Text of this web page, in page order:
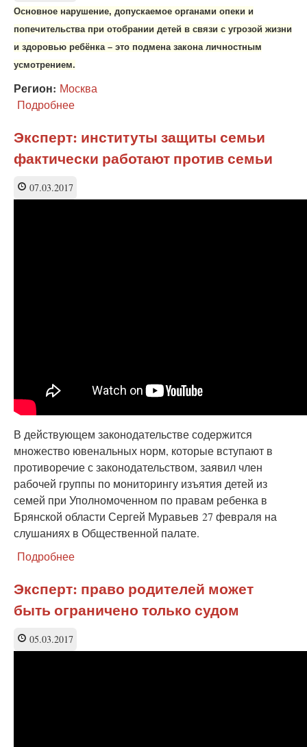
Основное нарушение, допускаемое органами опеки и
попечительства при отобрании детей в связи с угрозой жизни
и здоровью ребёнка – это подмена закона личностным
усмотрением.
Регион: Москва
Подробнее
юстиция
как
элемент
Эксперт: институты защиты семьи
фактически работают против семьи
07.03.2017
В действующем законодательстве содержится
множество ювенальных норм, которые вступают в
противоречие с законодательством, заявил член
рабочей группы по мониторингу изъятия детей из
семей при Уполномоченном по правам ребенка в
Брянской области Сергей Муравьев 27 февраля на
слушаниях в Общественной палате.
Подробнее
институты
защиты
семьи
против
Эксперт: право родителей может
быть ограничено только судом
05.03.2017